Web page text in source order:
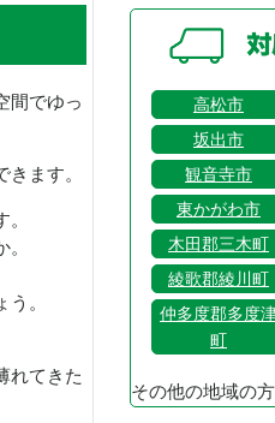
間でゆっ
ます。
。
れてきた
高松市
坂出市
観音寺市
東かがわ市
木田郡三木町
綾歌郡綾川町
仲多度郡多度
町
その他の地域の